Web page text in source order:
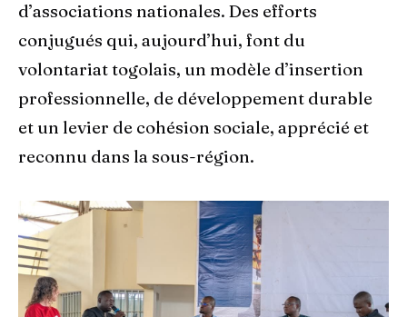
d’associations nationales. Des efforts
conjugués qui, aujourd’hui, font du
volontariat togolais, un modèle d’insertion
professionnelle, de développement durable
et un levier de cohésion sociale, apprécié et
reconnu dans la sous-région.